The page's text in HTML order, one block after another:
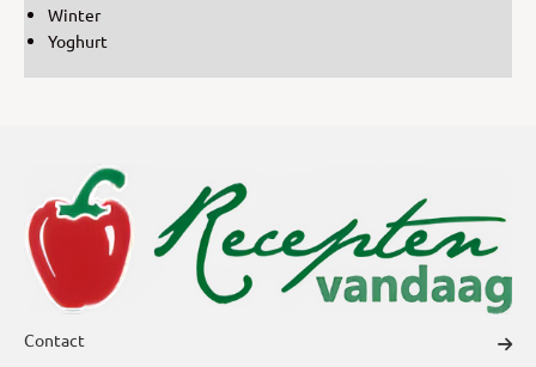
Winter
Yoghurt
Contact